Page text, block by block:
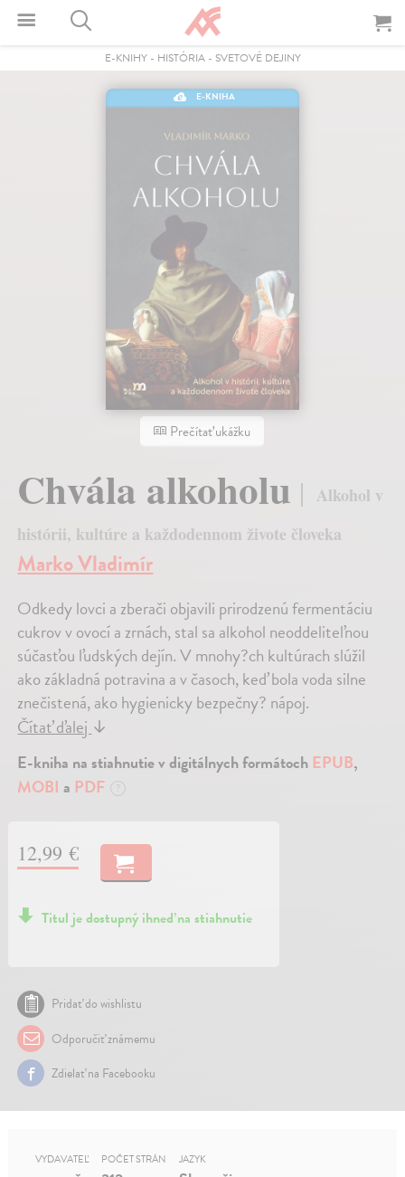
E-KNIHY- HISTÓRIA- SVETOVÉ DEJINY
E-KNIHA
Prečítať ukážku
Chvála alkoholu
Alkohol v
histórii, kultúre a každodennom živote človeka
Marko Vladimír
Odkedy lovci a zberači objavili prirodzenú fermentáciu
cukrov v ovocí a zrnách, stal sa alkohol neoddeliteľnou
súčasťou ľudských dejín. V mnohy?ch kultúrach slúžil
ako základná potravina a v časoch, keď bola voda silne
znečistená, ako hygienicky bezpečny? nápoj.
Čítať ďalej↓
E-kniha na stiahnutie v digitálnych formátoch EPUB,
MOBI a PDF ?
12,99 €
Titul je dostupný ihneď na stiahnutie
Pridať do wishlistu
Odporučiť známemu
Zdielať na Facebooku
VYDAVATEĽ POČET STRÁN JAZYK